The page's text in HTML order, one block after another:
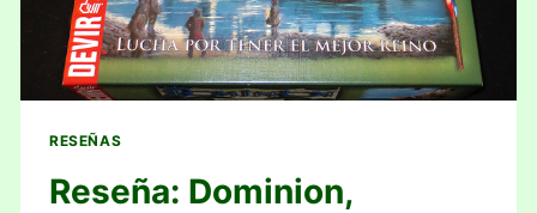
RESEÑAS
Reseña: Dominion,